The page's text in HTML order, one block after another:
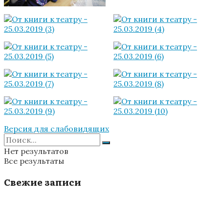
Версия для слабовидящих
Нет результатов
Все результаты
Свежие записи